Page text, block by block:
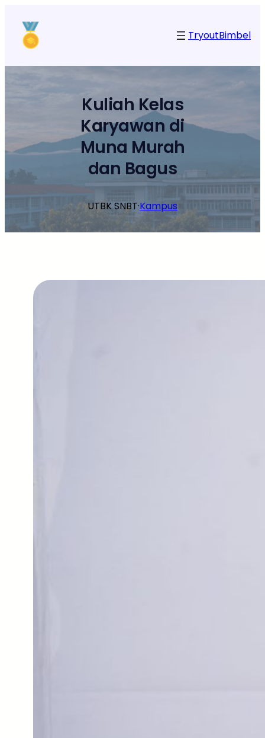
konten
TryoutBimbel
Kuliah Kelas
Karyawan di
Muna Murah
dan Bagus
UTBK SNBT·Kampus